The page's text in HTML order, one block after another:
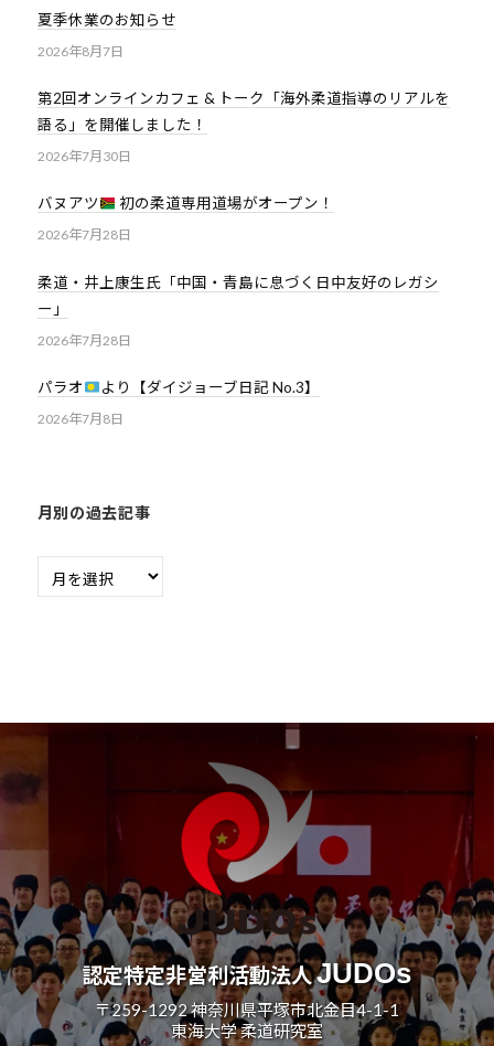
夏季休業のお知らせ
2026年8月7日
第2回オンラインカフェ & トーク「海外柔道指導のリアルを
語る」を開催しました！
2026年7月30日
バヌアツ 初の柔道専用道場がオープン！
2026年7月28日
柔道・井上康生氏「中国・青島に息づく日中友好のレガシ
ー」
2026年7月28日
パラオ より【ダイジョーブ日記 No.3】
2026年7月8日
月別の過去記事
月
事
認定特定非営利活動法人JUDOs
〒259-1292 神奈川県平塚市北金目4-1-1
東海大学 柔道研究室